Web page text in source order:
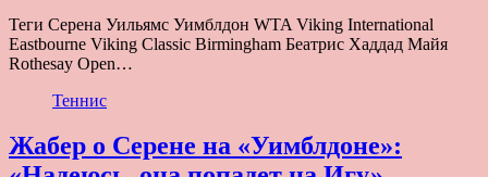
Теги Серена Уильямс Уимблдон WTA Viking International
Eastbourne Viking Classic Birmingham Беатрис Хаддад Майя
Rothesay Open…
Теннис
Жабер о Серене на «Уимблдоне»: